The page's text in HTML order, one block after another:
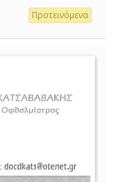
Προτεινόμενα